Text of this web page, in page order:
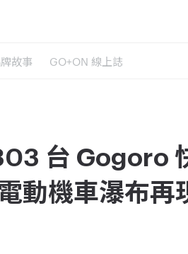
故事 GO+ON 線上誌
台 Gogoro
動機車瀑布再